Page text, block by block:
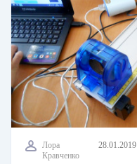
Лора
Кравченко
28.01.2019